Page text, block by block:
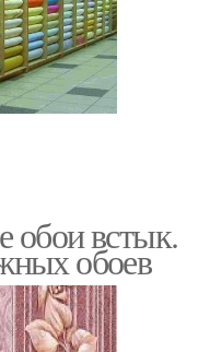
обои встык.
обоев